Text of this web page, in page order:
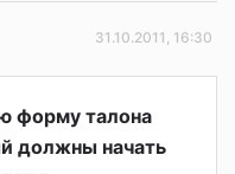
31.10.2011, 16:30
форму талона
должны начать